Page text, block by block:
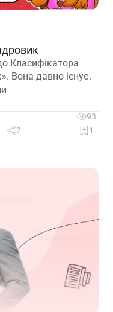
Класифікатора
Вона давно існує.
93
2 1